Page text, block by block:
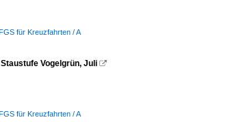
für Kreuzfahrten / A
Vogelgrün, Juli 
für Kreuzfahrten / A